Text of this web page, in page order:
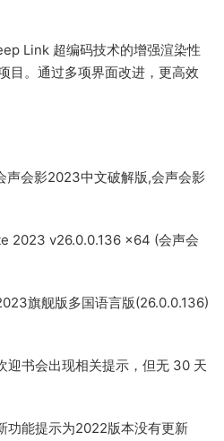
Link 超编码技术的增强渲染性
目。通过多项界面改进，更高效
声会影2023中文破解版,会声会影
2023 v26.0.0.136 x64 (会声会
旗舰版多国语言版(26.0.0.136)
迎书会出现相关提示，但无 30 天
功能提示为2022版本没有更新